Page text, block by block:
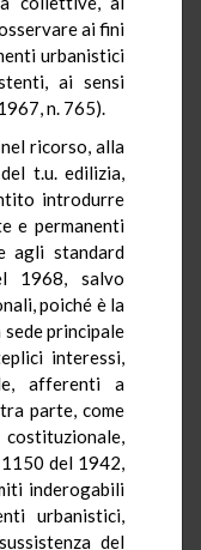
ai fini
urbanistici
ai sensi
n. 765).
ricorso, alla
t.u. edilizia,
introdurre
e permanenti
agli standard
1968, salvo
poiché è la
principale
interessi,
afferenti a
parte, come
1150 del 1942,
inderogabili
urbanistici,
del